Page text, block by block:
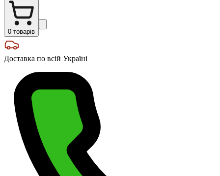
0 товарів
Доставка по всій Україні